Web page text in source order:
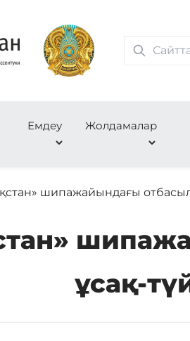
Емдеу Жолдамалар
шипажайындағы
ұсақ-